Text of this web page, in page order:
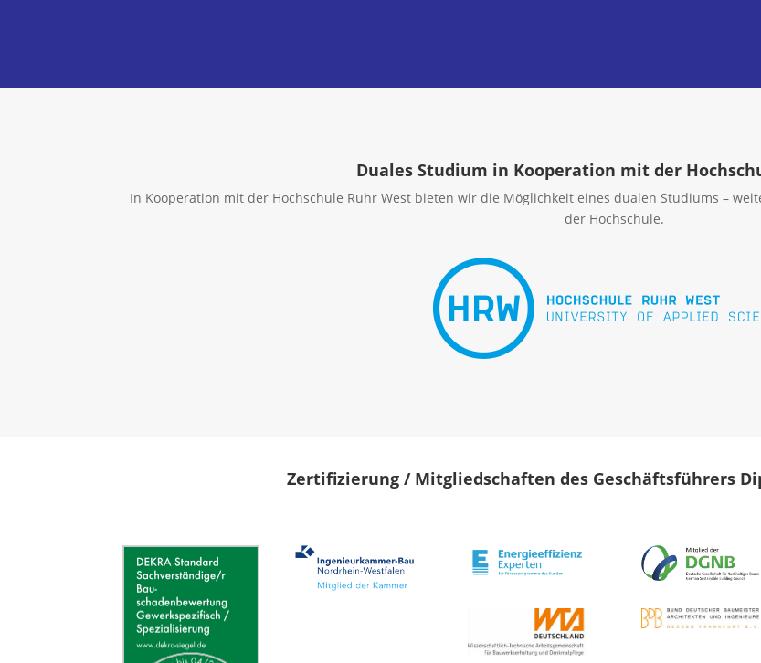
Duales Studium in Kooperation mit der
In Kooperation mit der Hochschule Ruhr West bieten wir die Möglichkeit eines dualen Studiums –
der Hochschule.
Zertifizierung / Mitgliedschaften des Geschäftsführers